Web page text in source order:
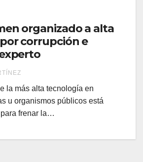
organizado a alta
corrupción e
la más alta tecnología en
u organismos públicos está
frenar la…